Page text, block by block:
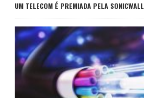
UM TELECOM É PREMIADA PELA SONICWALL